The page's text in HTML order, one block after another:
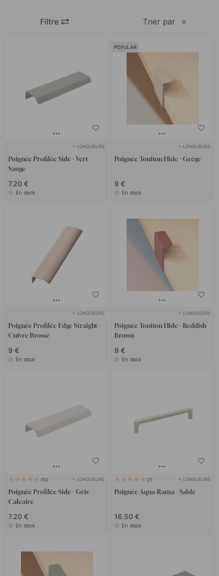
Trier par
Filtre
+ LONGUEURS
Poignée Profilée Side - Vert
Sauge
7.20 €
En stock
POPULAR
+ LONGUEURS
Poignée Toniton Hide - Grège
9 €
En stock
+ LONGUEURS
Poignée Profilée Edge Straight -
Cuivre Brossé
9 €
En stock
+ LONGUEURS
Poignée Toniton Hide - Reddish
Brown
9 €
En stock
15 + LONGUEURS
Poignée Profilée Side - Gris
Calcaire
7.20 €
En stock
7 + LONGUEURS
Poignée Aqua-Rama - Sable
16.50 €
En stock